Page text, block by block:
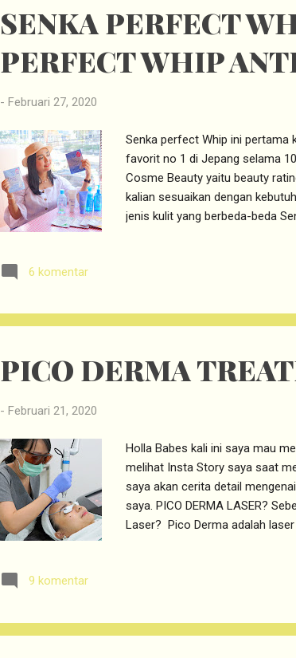
SENKA PERFECT
PERFECT WHIP
- Februari 27, 2020
Senka perfect Whip ini pertama
favorit no 1 di Jepang selama
Cosme Beauty yaitu beauty
kalian sesuaikan dengan
jenis kulit yang berbeda-beda
kulit kombinasi yang
Whip Moist ini cocok bagi kalian
membersihkan kotoran hingg...
6 komentar
PICO DERMA
- Februari 21, 2020
Holla Babes kali ini saya mau
melihat Insta Story saya saat
saya akan cerita detail
saya. PICO DERMA LASER?
Laser? Pico Derma adalah
melanin yang cukup tinggi. nah
laser. Karena itulah Laser Pico
kekuatannya bisa diatur. ...
9 komentar